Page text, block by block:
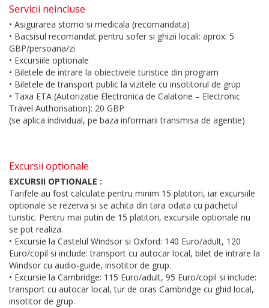
Servicii neincluse
• Asigurarea storno si medicala (recomandata)
• Bacsisul recomandat pentru sofer si ghizii locali: aprox. 5
GBP/persoana/zi
• Excursiile optionale
• Biletele de intrare la obiectivele turistice din program
• Biletele de transport public la vizitele cu insotitorul de grup
• Taxa ETA (Autorizatie Electronica de Calatorie – Electronic
Travel Authorisation): 20 GBP
(se aplica individual, pe baza informarii transmisa de agentie)
Excursii optionale
EXCURSII OPTIONALE :
Tarifele au fost calculate pentru minim 15 platitori, iar excursiile
optionale se rezerva si se achita din tara odata cu pachetul
turistic. Pentru mai putin de 15 platitori, excursiile optionale nu
se pot realiza.
• Excursie la Castelul Windsor si Oxford: 140 Euro/adult, 120
Euro/copil si include: transport cu autocar local, bilet de intrare la
Windsor cu audio-guide, insotitor de grup.
• Excursie la Cambridge: 115 Euro/adult, 95 Euro/copil si include:
transport cu autocar local, tur de oras Cambridge cu ghid local,
insotitor de grup.